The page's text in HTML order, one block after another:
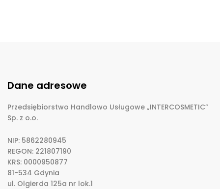
Dane adresowe
Przedsiębiorstwo Handlowo Usługowe „INTERCOSMETIC”
Sp. z o.o.
NIP: 5862280945
REGON: 221807190
KRS: 0000950877
81-534 Gdynia
ul. Olgierda 125a nr lok.1